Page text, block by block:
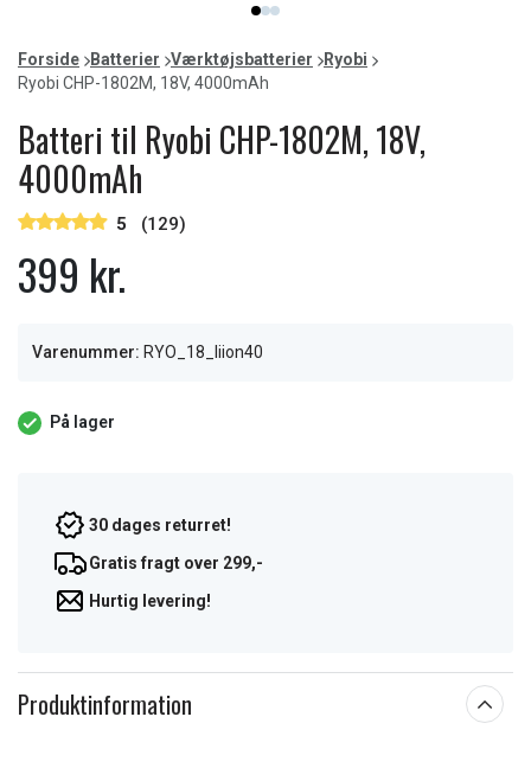
item
0
item
1
item
2
of
3
Forside Batterier Værktøjsbatterier
Ryobi
Ryobi CHP-1802M, 18V, 4000mAh
Batteri til Ryobi CHP-1802M, 18V,
4000mAh
5 (129)
399 kr.
Varenummer: RYO_18_liion40
På lager
30 dages returret!
Gratis fragt over 299,-
Hurtig levering!
Produktinformation